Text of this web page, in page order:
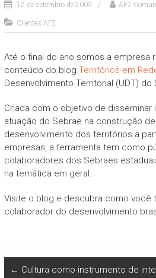
12 de setembro de 2009 AF2
Clientes AF2
Até o final do ano somos a empresa
conteúdo do blog Territórios em
Desenvolvimento Territorial (UDT) do
Criada com o objetivo de
atuação do Sebrae na construção
desenvolvimento dos territórios a
empresas, a ferramenta tem como
colaboradores dos Sebraes
na temática em geral.
Visite o blog e descubra como você
colaborador do desenvolvimento
← Cultura como instrumento de